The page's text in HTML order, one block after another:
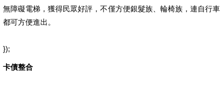
無障礙電梯，獲得民眾好評，不僅方便銀髮族、輪椅族，連自行車
都可方便進出。
});
卡債整合